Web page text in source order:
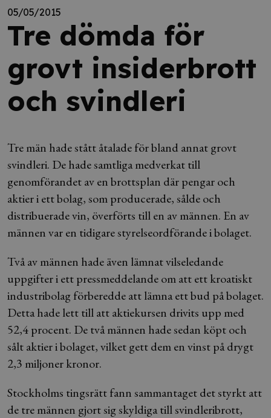
05/05/2015
Tre dömda för
grovt insiderbrott
och svindleri
Tre män hade stått åtalade för bland annat grovt
svindleri. De hade samtliga medverkat till
genomförandet av en brottsplan där pengar och
aktier i ett bolag, som producerade, sålde och
distribuerade vin, överförts till en av männen. En av
männen var en tidigare styrelseordförande i bolaget.
Två av männen hade även lämnat vilseledande
uppgifter i ett pressmeddelande om att ett kroatiskt
industribolag förberedde att lämna ett bud på bolaget.
Detta hade lett till att aktiekursen drivits upp med
52,4 procent. De två männen hade sedan köpt och
sålt aktier i bolaget, vilket gett dem en vinst på drygt
2,3 miljoner kronor.
Stockholms tingsrätt fann sammantaget det styrkt att
de tre männen gjort sig skyldiga till svindleribrott,